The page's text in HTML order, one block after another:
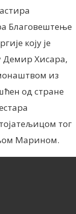
Благовештење
коју је
Демир Хисара,
из
од стране
тог
Марином.